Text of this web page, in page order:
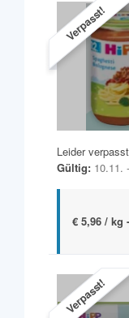
Verpasst!
Leider
Gültig: 10.11.
€ 5,96 / kg -
Verpasst!